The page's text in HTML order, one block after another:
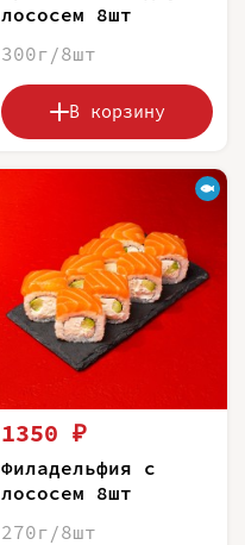
лососем 8шт
300г/8шт
В корзину
1350 ₽
Филадельфия с
лососем 8шт
270г/8шт